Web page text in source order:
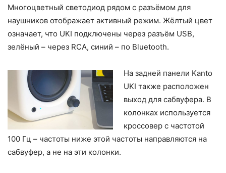
Многоцветный светодиод рядом с разъёмом для
наушников отображает активный режим. Жёлтый цвет
означает, что UKI подключены через разъём USB,
зелёный – через RCA, синий – по Bluetooth.
На задней панели Kanto
UKI также расположен
выход для сабвуфера. В
колонках используется
кроссовер с частотой
100 Гц – частоты ниже этой частоты направляются на
сабвуфер, а не на эти колонки.